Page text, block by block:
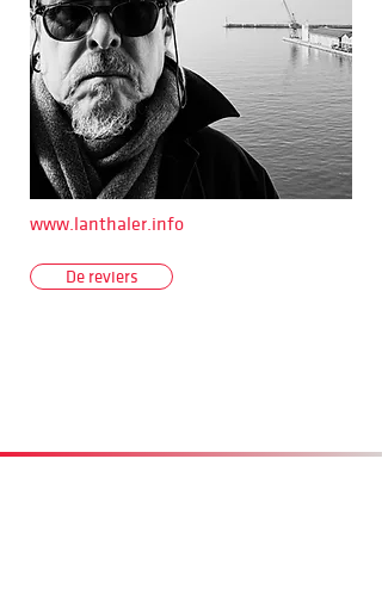
www.lanthaler.info
De reviers